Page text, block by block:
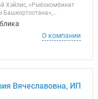
Хэйлис, «Рыбокомбинат
Башкортостана»,...
О компании
Вячеславовна, ИП